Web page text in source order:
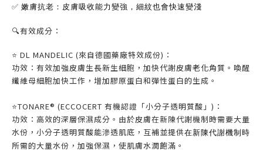
✅ 嫩膚抗老： 皮膚吸收能力變強，細紋也會快速變淺
🔍有效成分：
⭐️ DL MANDELIC (來自德國藥廠特效成份)：
功效：有效加強皮膚生長新生細胞，加快代謝皮膚老化角質。喚醒
纖維母細胞加快工作，增加膠原蛋白和彈性蛋白的生成。
⭐️TONARE® (ECCOCERT 有機認證「小分子透明質酸」)：
功效：高效的深層保濕成分。由於皮膚在新陳代謝機制時需要大量
水份，小分子透明質酸能滲透肌底，互補並提供在新陳代謝機制時
所需的大量水份，加強保濕，使肌膚水潤飽滿。